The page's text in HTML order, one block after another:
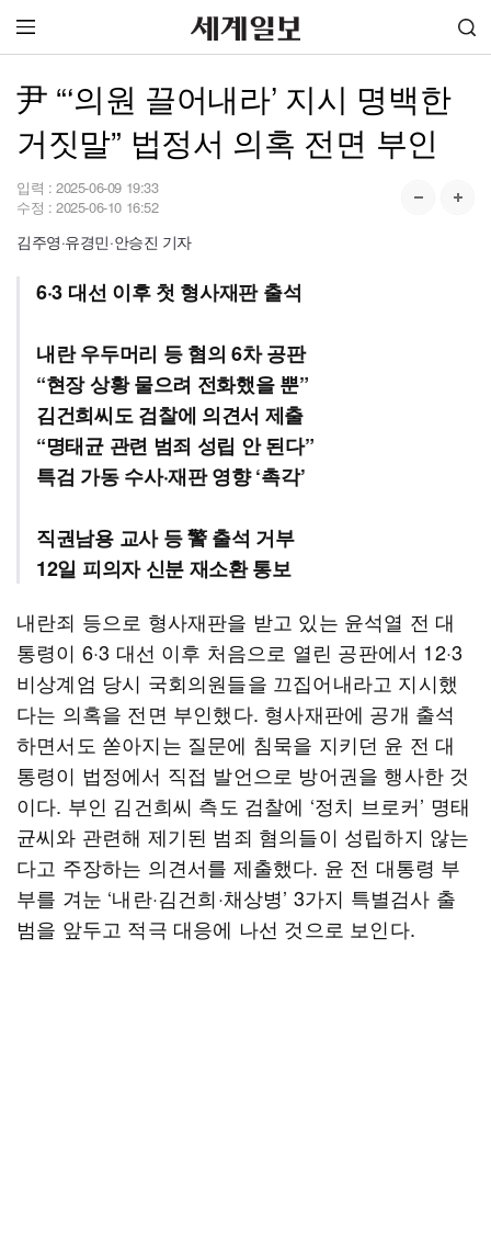
尹 “‘의원 끌어내라’ 지시 명백한
거짓말” 법정서 의혹 전면 부인
입력 : 2025-06-09 19:33
수정 : 2025-06-10 16:52
김주영·유경민·안승진 기자
6·3 대선 이후 첫 형사재판 출석
내란 우두머리 등 혐의 6차 공판
“현장 상황 물으려 전화했을 뿐”
김건희씨도 검찰에 의견서 제출
“명태균 관련 범죄 성립 안 된다”
특검 가동 수사·재판 영향 ‘촉각’
직권남용 교사 등 警 출석 거부
12일 피의자 신분 재소환 통보
내란죄 등으로 형사재판을 받고 있는 윤석열 전 대
통령이 6·3 대선 이후 처음으로 열린 공판에서 12·3
비상계엄 당시 국회의원들을 끄집어내라고 지시했
다는 의혹을 전면 부인했다. 형사재판에 공개 출석
하면서도 쏟아지는 질문에 침묵을 지키던 윤 전 대
통령이 법정에서 직접 발언으로 방어권을 행사한 것
이다. 부인 김건희씨 측도 검찰에 ‘정치 브로커’ 명태
균씨와 관련해 제기된 범죄 혐의들이 성립하지 않는
다고 주장하는 의견서를 제출했다. 윤 전 대통령 부
부를 겨눈 ‘내란·김건희·채상병’ 3가지 특별검사 출
범을 앞두고 적극 대응에 나선 것으로 보인다.